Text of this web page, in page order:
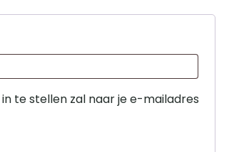
te stellen zal naar je e-mailadres